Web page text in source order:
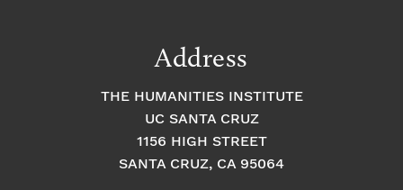
Address
THE HUMANITIES INSTITUTE
UC SANTA CRUZ
1156 HIGH STREET
SANTA CRUZ, CA 95064